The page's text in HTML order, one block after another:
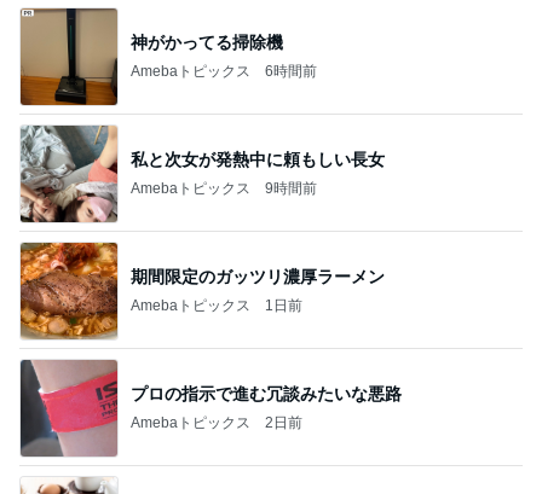
神がかってる掃除機
Amebaトピックス 6時間前
私と次女が発熱中に頼もしい長女
Amebaトピックス 9時間前
期間限定のガッツリ濃厚ラーメン
Amebaトピックス 1日前
プロの指示で進む冗談みたいな悪路
Amebaトピックス 2日前